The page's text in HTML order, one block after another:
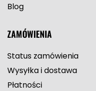
Blog
ZAMÓWIENIA
Status zamówienia
Wysyłka i dostawa
Płatności